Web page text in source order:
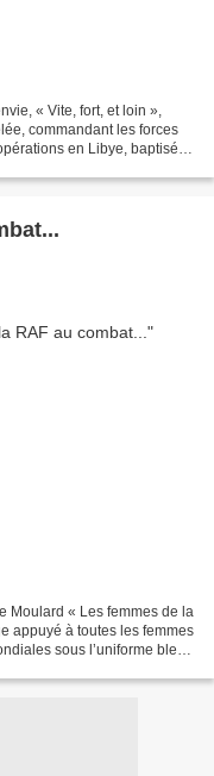
« Vite, fort, et loin »,
commandant les forces
en Libye, baptisées
Moulard « Les femmes de la
appuyé à toutes les femmes
sous l’uniforme bleu